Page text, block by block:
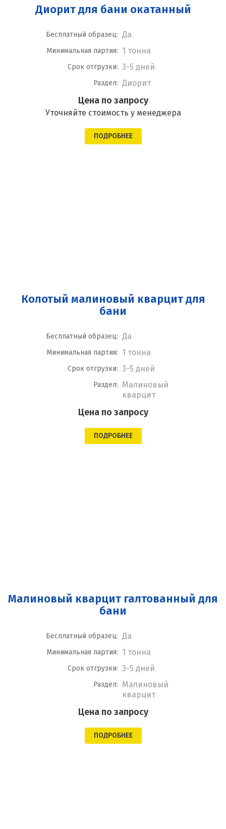
Диорит для бани окатанный
Бесплатный образец: Да
Минимальная партия: 1 тонна
Срок отгрузки: 3-5 дней
Раздел: Диорит
Цена по запросу
Уточняйте стоимость у менеджера
ПОДРОБНЕЕ
Колотый малиновый кварцит для
бани
Бесплатный образец: Да
Минимальная партия: 1 тонна
Срок отгрузки: 3-5 дней
Раздел: Малиновый
кварцит
Цена по запросу
ПОДРОБНЕЕ
Малиновый кварцит галтованный для
бани
Бесплатный образец: Да
Минимальная партия: 1 тонна
Срок отгрузки: 3-5 дней
Раздел: Малиновый
кварцит
Цена по запросу
ПОДРОБНЕЕ